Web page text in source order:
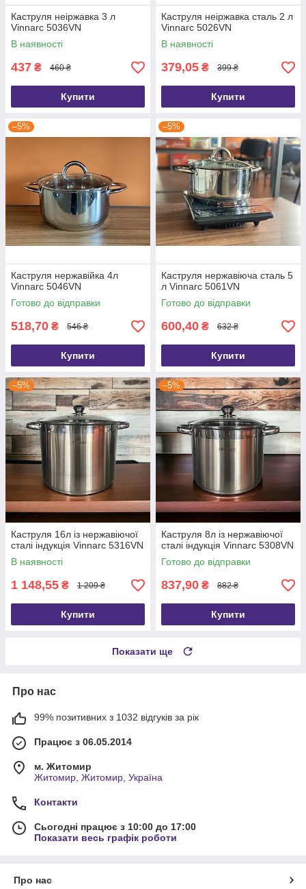
Каструля неіржавка 3 л
Vinnarc 5036VN
В наявності
437 ₴ 460 ₴
Купити
Каструля неіржавка сталь 2 л
Vinnarc 5026VN
В наявності
379,05 ₴ 399 ₴
Купити
–5%
Каструля нержавійка 4л
Vinnarc 5046VN
Готово до відправки
518,70 ₴ 546 ₴
Купити
–5%
Каструля нержавіюча сталь 5
л Vinnarc 5061VN
Готово до відправки
600,40 ₴ 632 ₴
Купити
–5%
Каструля 16л із нержавіючої
сталі індукція Vinnarc 5316VN
В наявності
1 148,55 ₴ 1 209 ₴
Купити
–5%
Каструля 8л із нержавіючої
сталі індукція Vinnarc 5308VN
Готово до відправки
837,90 ₴ 882 ₴
Купити
Показати ще
Про нас
99% позитивних з 1032 відгуків за рік
Працює з 06.05.2014
м. Житомир
Житомир, Житомир, Україна
Контакти
Сьогодні працює з 10:00 до 17:00
Показати весь графік роботи
Про нас